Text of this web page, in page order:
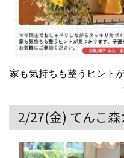
家も気持ちも整うヒント
2/27(金) てんこ森